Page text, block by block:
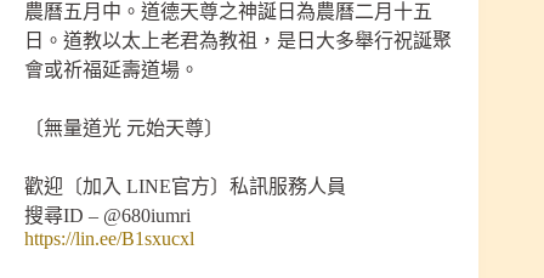
農曆五月中。道德天尊之神誕日為農曆二月十五
日。道教以太上老君為教祖，是日大多舉行祝誕聚
會或祈福延壽道場。
〔無量道光 元始天尊〕
歡迎〔加入 LINE官方〕私訊服務人員
搜尋ID – @680iumri
https://lin.ee/B1sxucxl